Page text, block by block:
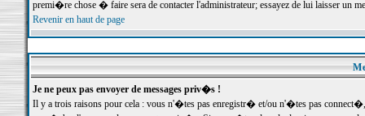
premi�re chose � faire sera de contacter l'administrateur; essayez de lui laisser un
Revenir en haut de page
Je ne peux pas envoyer de messages priv�s !
Il y a trois raisons pour cela : vous n'�tes pas enregistr� et/ou n'�tes pas